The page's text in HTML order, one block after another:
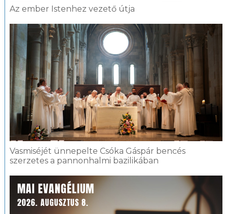
Az ember Istenhez vezető útja
Vasmiséjét ünnepelte Csóka Gáspár bencés
szerzetes a pannonhalmi bazilikában
MAI EVANGÉLIUM
2026. AUGUSZTUS 8.